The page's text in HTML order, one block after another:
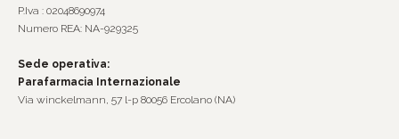
P.Iva : 02048690974
Numero REA: NA-929325
Sede operativa:
Parafarmacia Internazionale
Via winckelmann, 57 l-p 80056 Ercolano (NA)